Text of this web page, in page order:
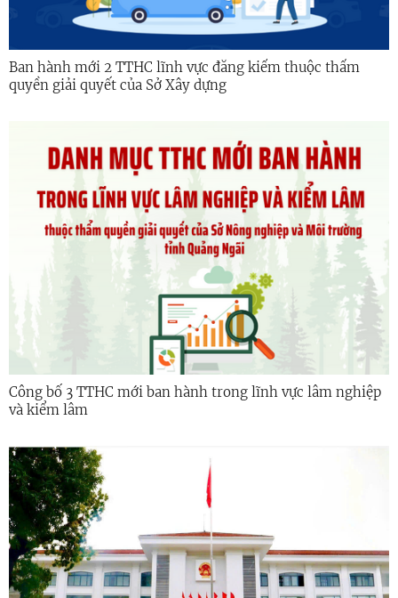
Ban hành mới 2 TTHC lĩnh vực đăng kiểm thuộc thẩm
quyền giải quyết của Sở Xây dựng
Công bố 3 TTHC mới ban hành trong lĩnh vực lâm nghiệp
và kiểm lâm